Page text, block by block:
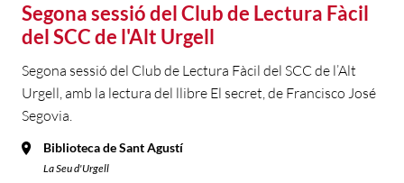
Segona sessió del Club de Lectura Fàcil
del SCC de l'Alt Urgell
Segona sessió del Club de Lectura Fàcil del SCC de l’Alt
Urgell, amb la lectura del llibre El secret, de Francisco José
Segovia.
Biblioteca de Sant Agustí
La Seu d'Urgell